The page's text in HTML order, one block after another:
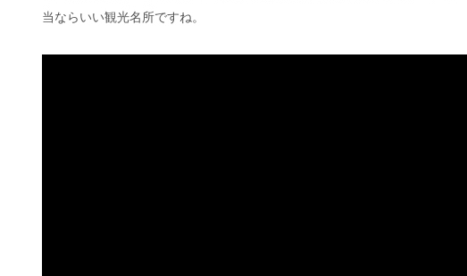
当ならいい観光名所ですね。